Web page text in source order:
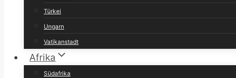
Türkei
Ungarn
Vatikanstadt
Afrika
Südafrika